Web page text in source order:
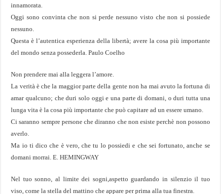
innamorata.
Oggi sono convinta che non si perde nessuno visto che non si possiede
nessuno.
Questa è l’autentica esperienza della libertà; avere la cosa più importante
del mondo senza possederla. Paulo Coelho
Non prendere mai alla leggera l’amore.
La verità è che la maggior parte della gente non ha mai avuto la fortuna di
amar qualcuno; che duri solo oggi e una parte di domani, o duri tutta una
lunga vita è la cosa più importante che può capitare ad un essere umano.
Ci saranno sempre persone che diranno che non esiste perchè non possono
averlo.
Ma io ti dico che è vero, che tu lo possiedi e che sei fortunato, anche se
domani morrai. E. HEMINGWAY
Nel tuo sonno, al limite dei sogni,aspetto guardando in silenzio il tuo
viso, come la stella del mattino che appare per prima alla tua finestra.